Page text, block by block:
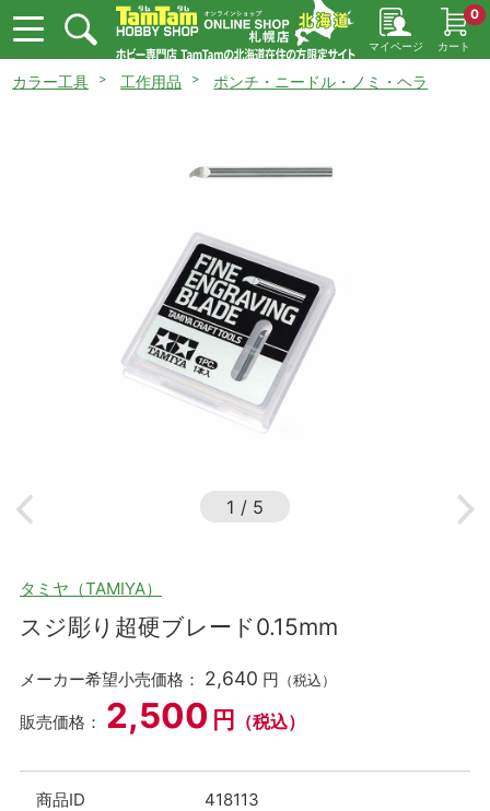
マイページ カート
0
カラー工具 工作用品 ポンチ・ニードル・ノミ・ヘラ
1 / 5
タミヤ（TAMIYA）
スジ彫り超硬ブレード0.15mm
メーカー希望小売価格： 2,640 円 （税込）
販売価格： 2,500 円 （税込）
商品ID 418113